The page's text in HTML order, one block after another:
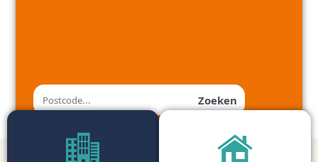
Zoeken